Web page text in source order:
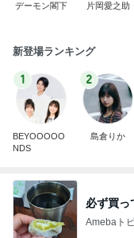
デーモン閣下 片岡愛之助
新登場ランキング
1
BEYOOOOO
NDS
2
島倉りか
必ず買っ
Amebaト